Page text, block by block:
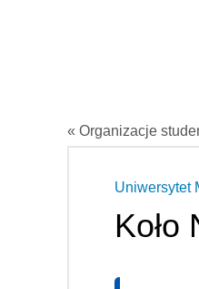
« Organizacje
Uniwersytet